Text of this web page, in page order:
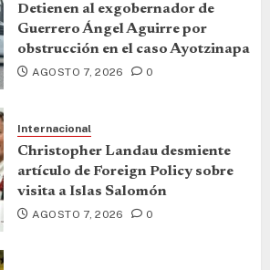
Detienen al exgobernador de
Guerrero Ángel Aguirre por
obstrucción en el caso Ayotzinapa
AGOSTO 7, 2026 0
Internacional
Christopher Landau desmiente
artículo de Foreign Policy sobre
visita a Islas Salomón
AGOSTO 7, 2026 0